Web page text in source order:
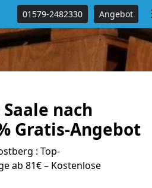
01579-2482330 Angebot
nach
Gratis-Angebot
: Top-
ab 81€ – Kostenlose